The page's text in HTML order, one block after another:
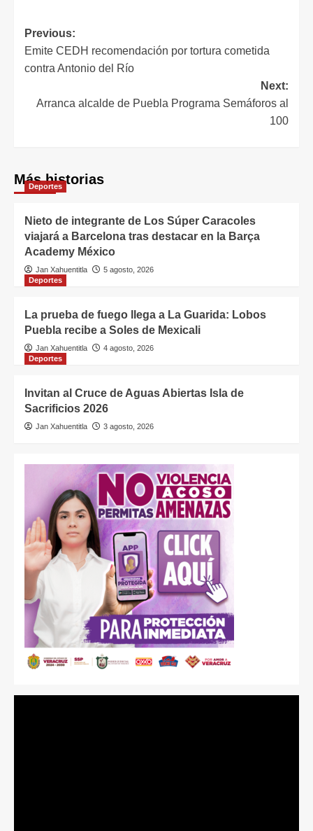
Previous:
Emite CEDH recomendación por tortura cometida
contra Antonio del Río
Next:
Arranca alcalde de Puebla Programa Semáforos al
100
Más historias
Deportes
Nieto de integrante de Los Súper Caracoles
viajará a Barcelona tras destacar en la Barça
Academy México
Jan Xahuentitla
5 agosto, 2026
Deportes
La prueba de fuego llega a La Guarida: Lobos
Puebla recibe a Soles de Mexicali
Jan Xahuentitla
4 agosto, 2026
Deportes
Invitan al Cruce de Aguas Abiertas Isla de
Sacrificios 2026
Jan Xahuentitla 3 agosto, 2026